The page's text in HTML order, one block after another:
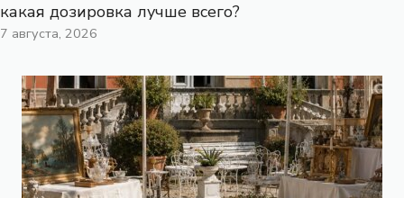
какая дозировка лучше всего?
7 августа, 2026